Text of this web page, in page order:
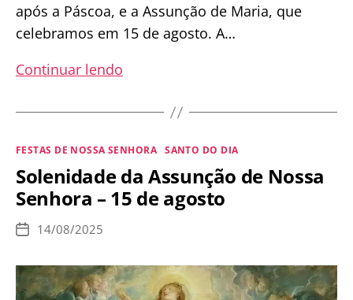
após a Páscoa, e a Assunção de Maria, que
celebramos em 15 de agosto. A…
Continuar lendo
a
entre
a
Ascensão
e
a
Categorias
FESTAS DE NOSSA SENHORA SANTO DO DIA
Solenidade da Assunção de Nossa
Senhora – 15 de agosto
Data
publicação
14/08/2025